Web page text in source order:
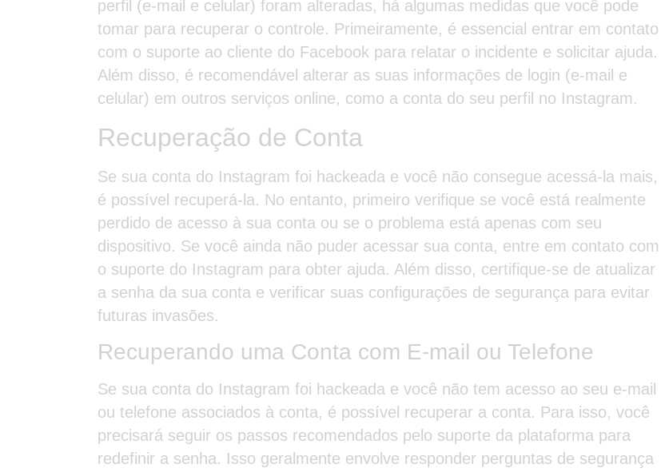
perfil (e-mail e celular) foram alteradas, há algumas medidas que você pode
tomar para recuperar o controle. Primeiramente, é essencial entrar em contato
com o suporte ao cliente do Facebook para relatar o incidente e solicitar ajuda.
Além disso, é recomendável alterar as suas informações de login (e-mail e
celular) em outros serviços online, como a conta do seu perfil no Instagram.
Recuperação de Conta
Se sua conta do Instagram foi hackeada e você não consegue acessá-la mais,
é possível recuperá-la. No entanto, primeiro verifique se você está realmente
perdido de acesso à sua conta ou se o problema está apenas com seu
dispositivo. Se você ainda não puder acessar sua conta, entre em contato com
o suporte do Instagram para obter ajuda. Além disso, certifique-se de atualizar
a senha da sua conta e verificar suas configurações de segurança para evitar
futuras invasões.
Recuperando uma Conta com E-mail ou Telefone
Se sua conta do Instagram foi hackeada e você não tem acesso ao seu e-mail
ou telefone associados à conta, é possível recuperar a conta. Para isso, você
precisará seguir os passos recomendados pelo suporte da plataforma para
redefinir a senha. Isso geralmente envolve responder perguntas de segurança